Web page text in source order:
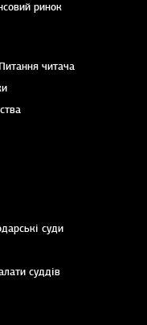
ринок
Питання читача
суди
суддів